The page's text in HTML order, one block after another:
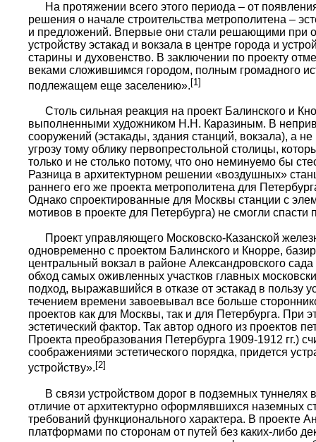
На протяжении всего этого периода – от
решения о начале строительства метрополитена –
и предложений. Впервые они стали решающими при
устройству эстакад и вокзала в центре города и
старины и духовенство. В заключении по проекту
веками сложившимся городом, полным громадного
подлежащем еще заселению». [1]
Столь сильная реакция на проект Балинского и
выполненными художником Н.Н. Каразиным. В
сооружений (эстакады, здания станций, вокзала), а
угрозу тому облику первопрестольной столицы,
только и не столько потому, что оно неминуемо бы
Разница в архитектурном решении «воздушных»
раннего его же проекта метрополитена для
Однако спроектированные для Москвы станции с
мотивов в проекте для Петербурга) не смогли
Проект управляющего Московско-Казанской
одновременно с проектом Балинского и Кнорре,
центральный вокзал в районе Александровского
обход самых оживленных участков главных
подход, выражавшийся в отказе от эстакад в пользу
течением времени завоевывал все больше
проектов как для Москвы, так и для Петербурга. При
эстетический фактор. Так автор одного из проектов
Проекта преобразования Петербурга 1909-1912 гг.)
соображениями эстетического порядка, придется
устройству».[2]
В связи устройством дорог в подземных туннелях
отличие от архитектурно оформлявшихся наземных
требований функционального характера. В проекте
платформами по сторонам от путей без каких-либо